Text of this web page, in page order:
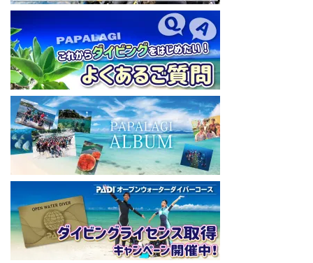
https://www.youtube.com/@user-mw1pw2jb4j
【初心者ダイビングライセンスコースはコチラ】
https://www.papalagi.co.jp/databox/data.php/campaign_owd_ja/c
ode
====================================
パパラギダイビングスクール
藤沢本店
神奈川県藤沢市 南藤沢10-4
本社企画部
0466-26-6101
====================================
#ダイビングライセンス #ダイビング #スキューバダイビング